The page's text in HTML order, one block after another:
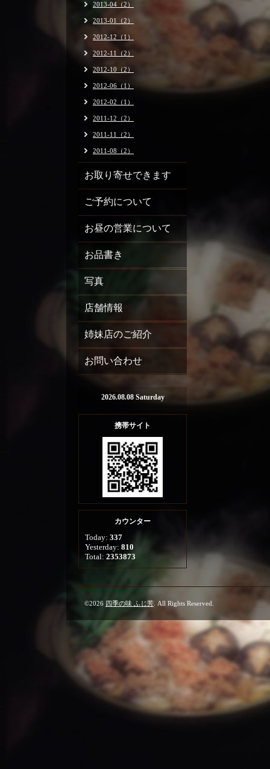
2013-04（2）
2013-01（2）
2012-12（1）
2012-11（2）
2012-10（2）
2012-06（1）
2012-02（1）
2011-12（2）
2011-11（2）
2011-08（2）
お取り寄せできます
ご予約について
お昼の営業について
お品書き
写真
店舗情報
姉妹店のご紹介
お問い合わせ
2026.08.08 Saturday
携帯サイト
カウンター
Today: 337
Yesterday: 810
Total: 2353873
©2026 四季の味 ふじ芳 . All Rights Reserved.